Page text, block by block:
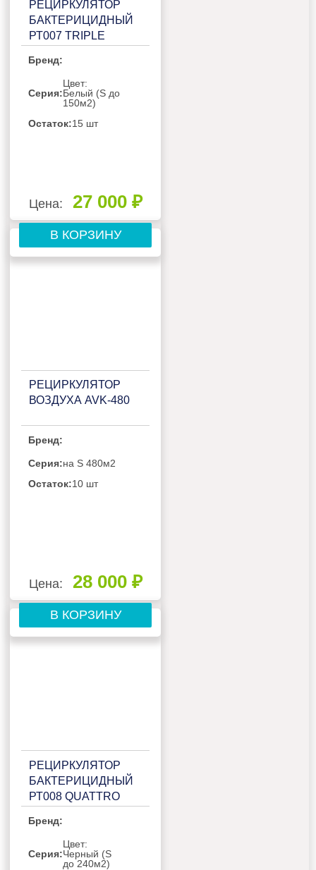
РЕЦИРКУЛЯТОР
БАКТЕРИЦИДНЫЙ
РТ007 TRIPLE
Бренд:
Серия:
Цвет:
Белый (S до
150м2)
Остаток:15 шт
Цена: 27 000 ₽
В КОРЗИНУ
РЕЦИРКУЛЯТОР
ВОЗДУХА AVK-480
Бренд:
Серия:на S 480м2
Остаток:10 шт
Цена: 28 000 ₽
В КОРЗИНУ
РЕЦИРКУЛЯТОР
БАКТЕРИЦИДНЫЙ
РТ008 QUATTRO
Бренд:
Серия:
Цвет:
Черный (S
до 240м2)